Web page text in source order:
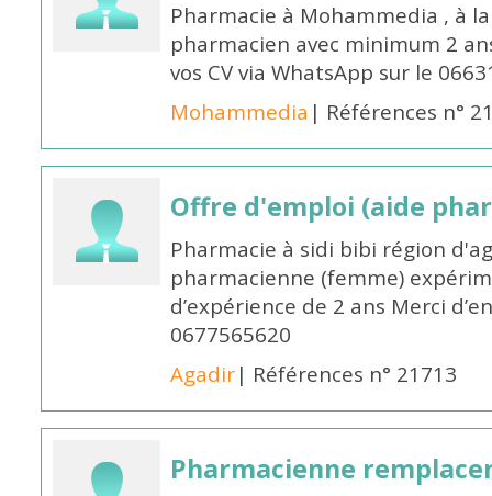
Pharmacie à Mohammedia , à
pharmacien avec minimum 2
vos CV via WhatsApp sur le
Mohammedia | Références n°
Offre d'emploi (aide
Pharmacie à sidi bibi région
pharmacienne (femme)
d’expérience de 2 ans Merci
0677565620
Agadir| Références n° 21713
Pharmacienne